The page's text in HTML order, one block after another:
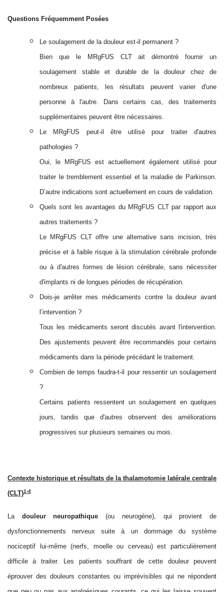
Questions Fréquemment Posées
Le soulagement de la douleur est-il permanent ?
Bien que le MRgFUS CLT ait démontré fournir un
soulagement stable et durable de la douleur chez de
nombreux patients, les résultats peuvent varier d'une
personne à l'autre. Dans certains cas, des traitements
supplémentaires peuvent être nécessaires.
Le MRgFUS peut-il être utilisé pour traiter d'autres
pathologies ?
Oui, le MRgFUS est actuellement également utilisé pour
traiter le tremblement essentiel et la maladie de Parkinson.
D’autre indications sont actuellement en cours de validation.
Quels sont les avantages du MRgFUS CLT par rapport aux
autres traitements ?
Le MRgFUS CLT offre une alternative sans incision, très
précise et à faible risque à la stimulation cérébrale profonde
ou à d'autres formes de lésion cérébrale, sans nécessiter
d'implants ni de longues périodes de récupération.
Dois-je arrêter mes médicaments contre la douleur avant
l’intervention ?
Tous les médicaments seront discutés avant l'intervention.
Des ajustements peuvent être recommandés pour certains
médicaments dans la période précédant le traitement.
Combien de temps faudra-t-il pour ressentir un soulagement
?
Certains patients ressentent un soulagement en quelques
jours, tandis que d'autres observent des améliorations
progressives sur plusieurs semaines ou mois.
Contexte historique et résultats de la thalamotomie latérale centrale
(CLT)1-4
La douleur neuropathique (ou neurogène), qui provient de
dysfonctionnements nerveux suite à un dommage du système
nociceptif lui-même (nerfs, moelle ou cerveau) est particulièrement
difficile à traiter. Les patients souffrant de cette douleur peuvent
éprouver des douleurs constantes ou imprévisibles qui ne répondent